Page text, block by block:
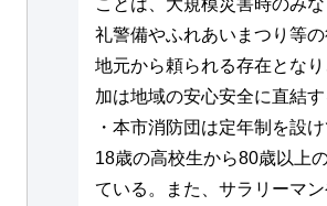
ことは、大規模災害時のみ
礼警備やふれあいまつり等
地元から頼られる存在とな
加は地域の安心安全に直結す
・本市消防団は定年制を設け
18歳の高校生から80歳以上
ている。また、サラリーマ